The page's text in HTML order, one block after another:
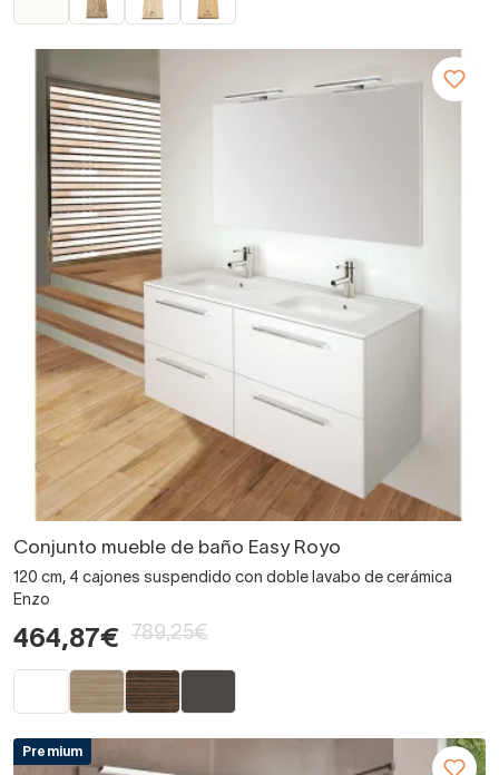
Conjunto mueble de baño Easy Royo
120 cm, 4 cajones suspendido con doble lavabo de cerámica
Enzo
464,87€ 789,25€
Premium